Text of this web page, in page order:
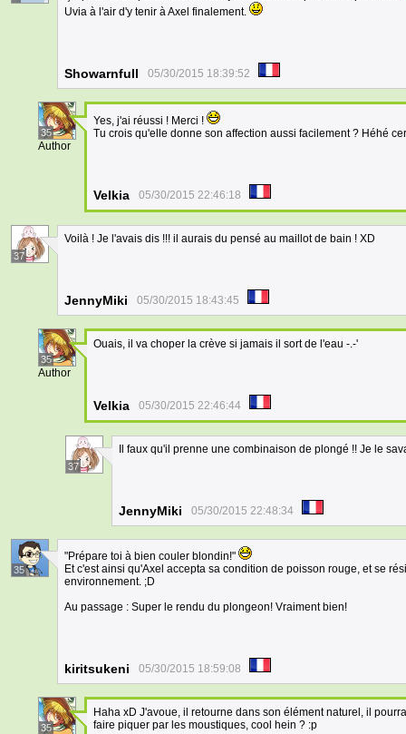
Uvia à l'air d'y tenir à Axel finalement.
Showarnfull 05/30/2015 18:39:52
35
Author
Yes, j'ai réussi ! Merci !
Tu crois qu'elle donne son affection aussi facilement ? Héhé
Velkia 05/30/2015 22:46:18
37
Voilà ! Je l'avais dis !!! il aurais du pensé au maillot de bain ! XD
JennyMiki 05/30/2015 18:43:45
35
Author
Ouais, il va choper la crève si jamais il sort de l'eau -.-'
Velkia 05/30/2015 22:46:44
37
Il faux qu'il prenne une combinaison de plongé !! Je le
JennyMiki 05/30/2015 22:48:34
35
"Prépare toi à bien couler blondin!"
Et c'est ainsi qu'Axel accepta sa condition de poisson rouge, et se
environnement. ;D
Au passage : Super le rendu du plongeon! Vraiment bien!
kiritsukeni 05/30/2015 18:59:08
35
Haha xD J'avoue, il retourne dans son élément naturel, il
faire piquer par les moustiques, cool hein ? :p